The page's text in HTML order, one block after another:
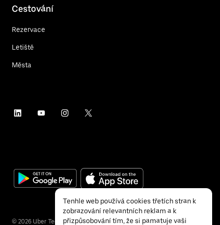
Cestování
Rezervace
Letiště
Města
© 2026 Uber Technologies Inc.
Tenhle web používá cookies třetích stran k
zobrazování relevantních reklam a k
přizpůsobování tím, že si pamatuje vaši